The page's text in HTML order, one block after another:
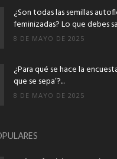
¿Son todas las semillas
feminizadas? Lo que debes
8 DE MAYO DE 2025
¿Para qué se hace la
que se sepa’?...
8 DE MAYO DE 2025